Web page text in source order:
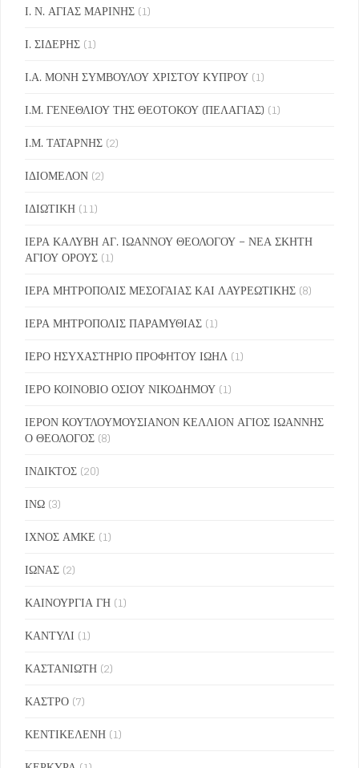
Ι. Ν. ΑΓΙΑΣ ΜΑΡΙΝΗΣ (1)
Ι. ΣΙΔΕΡΗΣ (1)
Ι.Α. ΜΟΝΗ ΣΥΜΒΟΥΛΟΥ ΧΡΙΣΤΟΥ ΚΥΠΡΟΥ (1)
Ι.Μ. ΓΕΝΕΘΛΙΟΥ ΤΗΣ ΘΕΟΤΟΚΟΥ (ΠΕΛΑΓΙΑΣ) (1)
Ι.Μ. ΤΑΤΑΡΝΗΣ (2)
ΙΔΙΟΜΕΛΟΝ (2)
ΙΔΙΩΤΙΚΗ (11)
ΙΕΡΑ ΚΑΛΥΒΗ ΑΓ. ΙΩΑΝΝΟΥ ΘΕΟΛΟΓΟΥ – ΝΕΑ ΣΚΗΤΗ
ΑΓΙΟΥ ΟΡΟΥΣ (1)
ΙΕΡΑ ΜΗΤΡΟΠΟΛΙΣ ΜΕΣΟΓΑΙΑΣ ΚΑΙ ΛΑΥΡΕΩΤΙΚΗΣ (8)
ΙΕΡΑ ΜΗΤΡΟΠΟΛΙΣ ΠΑΡΑΜΥΘΙΑΣ (1)
ΙΕΡΟ ΗΣΥΧΑΣΤΗΡΙΟ ΠΡΟΦΗΤΟΥ ΙΩΗΛ (1)
ΙΕΡΟ ΚΟΙΝΟΒΙΟ ΟΣΙΟΥ ΝΙΚΟΔΗΜΟΥ (1)
ΙΕΡΟΝ ΚΟΥΤΛΟΥΜΟΥΣΙΑΝΟΝ ΚΕΛΛΙΟΝ ΑΓΙΟΣ ΙΩΑΝΝΗΣ
Ο ΘΕΟΛΟΓΟΣ (8)
ΙΝΔΙΚΤΟΣ (20)
ΙΝΩ (3)
ΙΧΝΟΣ ΑΜΚΕ (1)
ΙΩΝΑΣ (2)
ΚΑΙΝΟΥΡΓΙΑ ΓΗ (1)
ΚΑΝΤΥΛΙ (1)
ΚΑΣΤΑΝΙΩΤΗ (2)
ΚΑΣΤΡΟ (7)
ΚΕΝΤΙΚΕΛΕΝΗ (1)